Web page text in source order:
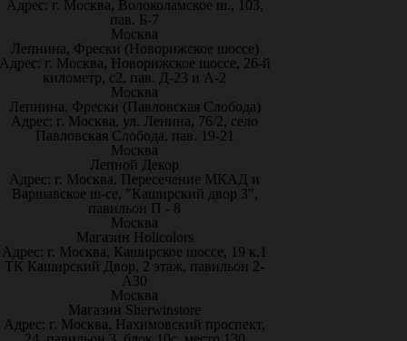
Адрес: г. Москва, Волоколамское ш., 103,
пав. Б-7
Москва
Лепнина, Фрески (Новорижское шоссе)
г. Москва, Новорижское шоссе, 26-й
километр, с2, пав. Д-23 и А-2
Москва
Лепнина, Фрески (Павловская Слобода)
Адрес: г. Москва, ул. Ленина, 76/2, село
Павловская Слобода, пав. 19-21
Москва
Лепной Декор
Адрес: г. Москва, Пересечение МКАД и
Варшавское ш-се, "Каширский двор 3",
павильон П - 8
Москва
Магазин Holicolors
Адрес: г. Москва, Каширское шоссе, 19 к.1
ТК Каширский Двор, 2 этаж, павильон 2-
А30
Москва
Магазин Sherwinstore
Адрес: г. Москва, Нахимовский проспект,